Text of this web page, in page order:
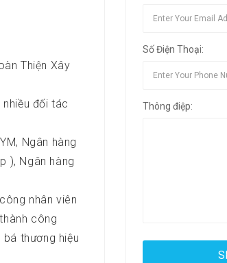
Thiện Xây
đối tác
Ngân hàng
), Ngân hàng
nhân viên
công
thương hiệu
Số Điện Thoại:
Thông điệp: